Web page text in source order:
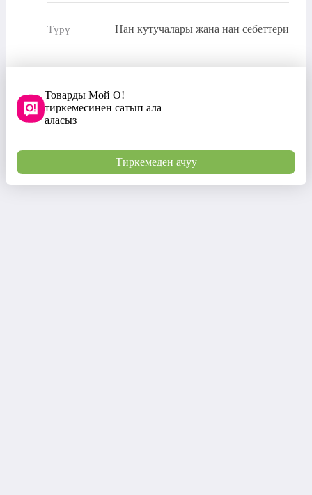
Түрү Нан кутучалары жана нан себеттери
Товарды Мой О!
тиркемесинен сатып ала
аласыз
Тиркемеден ачуу